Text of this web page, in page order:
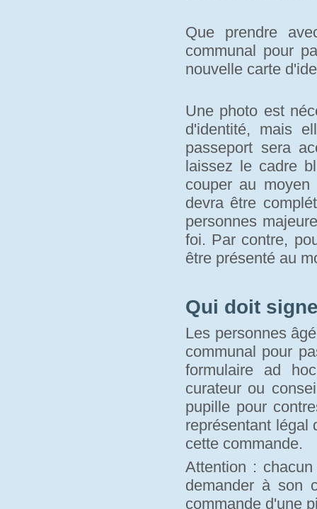
Que prendre
communal pour
nouvelle carte
Une photo est
d'identité, mais
passeport sera
laissez le cadre
couper au
devra être
personnes
foi. Par contre,
être présenté au
Qui doit
Les personnes
communal pour
formulaire ad
curateur ou
pupille pour
représentant légal
cette commande.
Attention :
demander à son
commande d'une